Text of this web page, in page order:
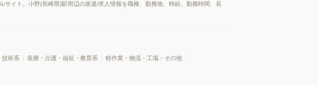
イト。小野(長崎県)駅周辺の派遣/求人情報を職種、勤務地、時給、勤務時間、長
技術系 医療・介護・福祉・教育系 軽作業・物流・工場・その他